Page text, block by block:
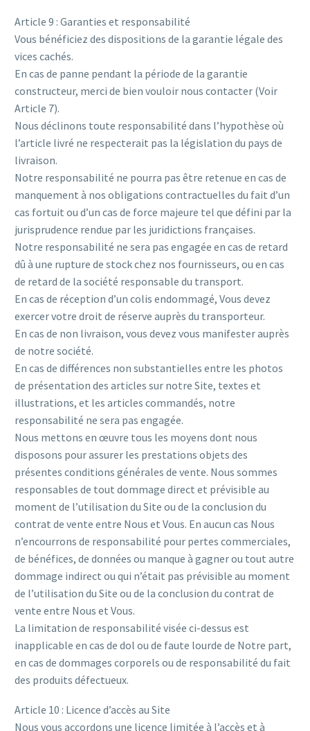
Article 9 : Garanties et responsabilité
Vous bénéficiez des dispositions de la garantie légale des
vices cachés.
En cas de panne pendant la période de la garantie
constructeur, merci de bien vouloir nous contacter (Voir
Article 7).
Nous déclinons toute responsabilité dans l’hypothèse où
l’article livré ne respecterait pas la législation du pays de
livraison.
Notre responsabilité ne pourra pas être retenue en cas de
manquement à nos obligations contractuelles du fait d’un
cas fortuit ou d’un cas de force majeure tel que défini par la
jurisprudence rendue par les juridictions françaises.
Notre responsabilité ne sera pas engagée en cas de retard
dû à une rupture de stock chez nos fournisseurs, ou en cas
de retard de la société responsable du transport.
En cas de réception d’un colis endommagé, Vous devez
exercer votre droit de réserve auprès du transporteur.
En cas de non livraison, vous devez vous manifester auprès
de notre société.
En cas de différences non substantielles entre les photos
de présentation des articles sur notre Site, textes et
illustrations, et les articles commandés, notre
responsabilité ne sera pas engagée.
Nous mettons en œuvre tous les moyens dont nous
disposons pour assurer les prestations objets des
présentes conditions générales de vente. Nous sommes
responsables de tout dommage direct et prévisible au
moment de l’utilisation du Site ou de la conclusion du
contrat de vente entre Nous et Vous. En aucun cas Nous
n’encourrons de responsabilité pour pertes commerciales,
de bénéfices, de données ou manque à gagner ou tout autre
dommage indirect ou qui n’était pas prévisible au moment
de l’utilisation du Site ou de la conclusion du contrat de
vente entre Nous et Vous.
La limitation de responsabilité visée ci-dessus est
inapplicable en cas de dol ou de faute lourde de Notre part,
en cas de dommages corporels ou de responsabilité du fait
des produits défectueux.
Article 10 : Licence d’accès au Site
Nous vous accordons une licence limitée à l’accès et à